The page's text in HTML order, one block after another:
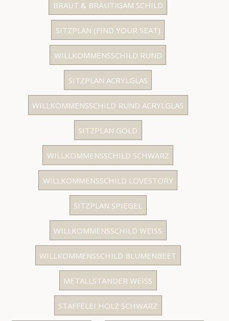
BRAUT & BRÄUTIGAM SCHILD
SITZPLAN (FIND YOUR SEAT)
WILLKOMMENSSCHILD RUND
SITZPLAN ACRYLGLAS
WILLKOMMENSSCHILD RUND ACRYLGLAS
SITZPLAN GOLD
WILLKOMMENSSCHILD SCHWARZ
WILLKOMMENSSCHILD LOVESTORY
SITZPLAN SPIEGEL
WILLKOMMENSSCHILD WEISS
WILLKOMMENSSCHILD BLUMENBEET
METALLSTÄNDER WEISS
STAFFELEI HOLZ SCHWARZ